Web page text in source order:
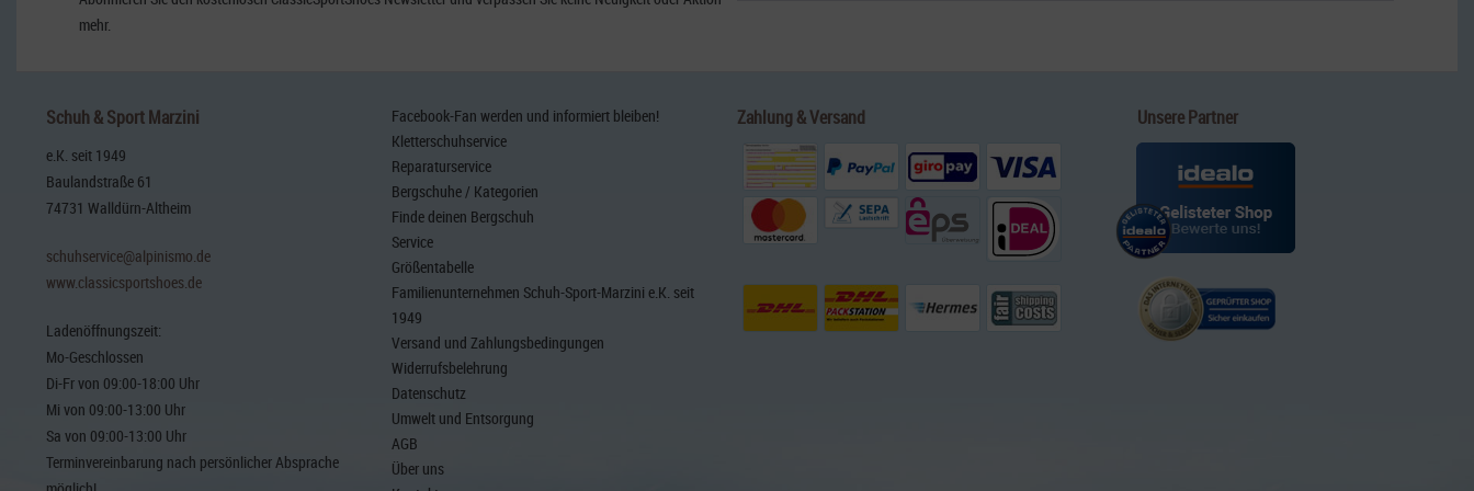
mehr.
Schuh & Sport Marzini
e.K. seit 1949
Baulandstraße 61
74731 Walldürn-Altheim
schuhservice@alpinismo.de
www.classicsportshoes.de
Ladenöffnungszeit:
Mo-Geschlossen
Di-Fr von 09:00-18:00 Uhr
Mi von 09:00-13:00 Uhr
Sa von 09:00-13:00 Uhr
Terminvereinbarung nach persönlicher Absprache
Facebook-Fan werden und informiert bleiben!
Kletterschuhservice
Reparaturservice
Bergschuhe / Kategorien
Finde deinen Bergschuh
Service
Größentabelle
Familienunternehmen Schuh-Sport-Marzini e.K. seit
1949
Versand und Zahlungsbedingungen
Widerrufsbelehrung
Datenschutz
Umwelt und Entsorgung
AGB
Über uns
Zahlung & Versand Unsere Partner